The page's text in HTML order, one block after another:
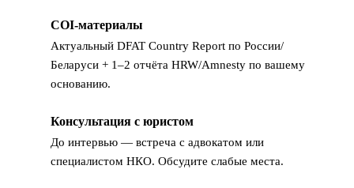
COI-материалы
Актуальный DFAT Country Report по России/
Беларуси + 1–2 отчёта HRW/Amnesty по вашему
основанию.
Консультация с юристом
До интервью — встреча с адвокатом или
специалистом НКО. Обсудите слабые места.